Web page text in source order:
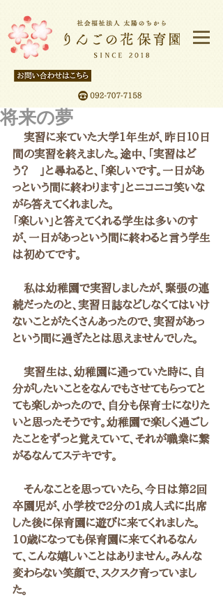
将来の夢
実習に来ていた大学1年生が、昨日１０日
間の実習を終えました。途中、「実習はど
う？　」と尋ねると、「楽しいです。一日があ
っという間に終わります」とニコニコ笑いな
がら答えてくれました。
「楽しい」と答えてくれる学生は多いのす
が、一日があっという間に終わると言う学生
は初めてです。
私は幼稚園で実習しましたが、緊張の連
続だったのと、実習日誌などしなくてはいけ
ないことがたくさんあったので、実習があっ
という間に過ぎたとは思えませんでした。
実習生は、幼稚園に通っていた時に、自
分がしたいことをなんでもさせてもらってと
ても楽しかったので、自分も保育士になりた
いと思ったそうです。幼稚園で楽しく過ごし
たことをずっと覚えていて、それが職業に繋
がるなんてステキです。
そんなことを思っていたら、今日は第2回
卒園児が、小学校で2分の1成人式に出席
した後に保育園に遊びに来てくれました。
10歳になっても保育園に来てくれるなん
て、こんな嬉しいことはありません。みんな
変わらない笑顔で、スクスク育っていまし
た。